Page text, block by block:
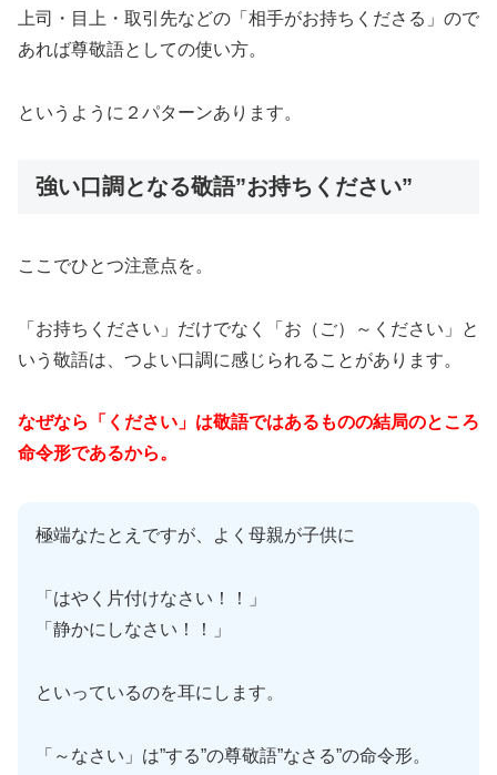
上司・目上・取引先などの「相手がお持ちくださる」ので
あれば尊敬語としての使い方。
というように２パターンあります。
強い口調となる敬語”お持ちください”
ここでひとつ注意点を。
「お持ちください」だけでなく「お（ご）～ください」と
いう敬語は、つよい口調に感じられることがあります。
なぜなら「ください」は敬語ではあるものの結局のところ
命令形であるから。
極端なたとえですが、よく母親が子供に
「はやく片付けなさい！！」
「静かにしなさい！！」
といっているのを耳にします。
「～なさい」は”する”の尊敬語”なさる”の命令形。